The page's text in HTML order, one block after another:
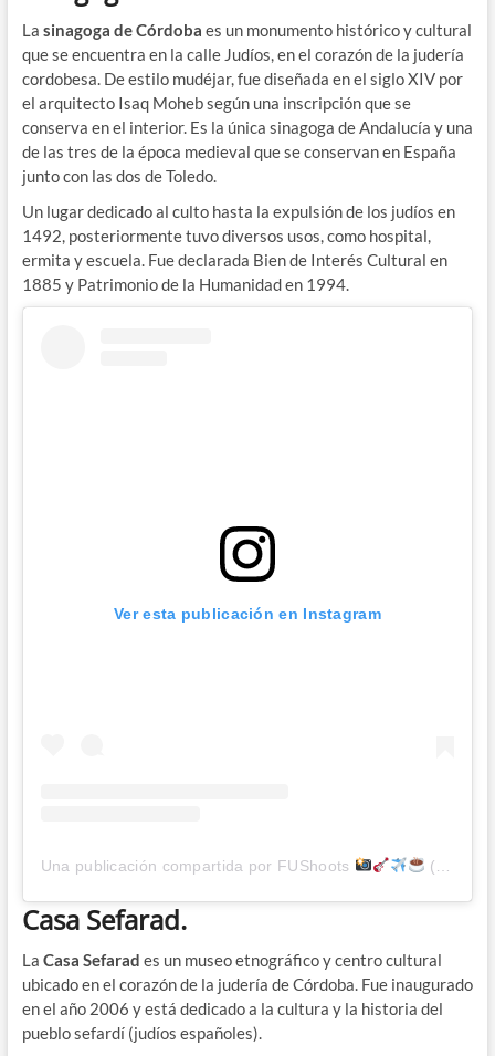
La sinagoga de Córdoba es un monumento histórico y cultural
que se encuentra en la calle Judíos, en el corazón de la judería
cordobesa. De estilo mudéjar, fue diseñada en el siglo XIV por
el arquitecto Isaq Moheb según una inscripción que se
conserva en el interior. Es la única sinagoga de Andalucía y una
de las tres de la época medieval que se conservan en España
junto con las dos de Toledo.
Un lugar dedicado al culto hasta la expulsión de los judíos en
1492, posteriormente tuvo diversos usos, como hospital,
ermita y escuela. Fue declarada Bien de Interés Cultural en
1885 y Patrimonio de la Humanidad en 1994.
Ver esta publicación en Instagram
Una publicación compartida por FUShoots (@fushoots)
Casa Sefarad.
La Casa Sefarad es un museo etnográfico y centro cultural
ubicado en el corazón de la judería de Córdoba. Fue inaugurado
en el año 2006 y está dedicado a la cultura y la historia del
pueblo sefardí (judíos españoles).